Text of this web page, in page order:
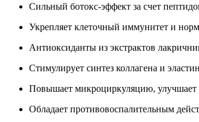
Сильный ботокс-эффект за счет
Укрепляет клеточный иммунитет и
Антиоксиданты из экстрактов
Стимулирует синтез коллагена и
Повышает микроциркуляцию, улучшает
Обладает противовоспалительным